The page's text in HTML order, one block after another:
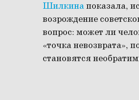
Шилкинапоказала,
возрождение
вопрос: может ли
«точка невозврата»,
становятся